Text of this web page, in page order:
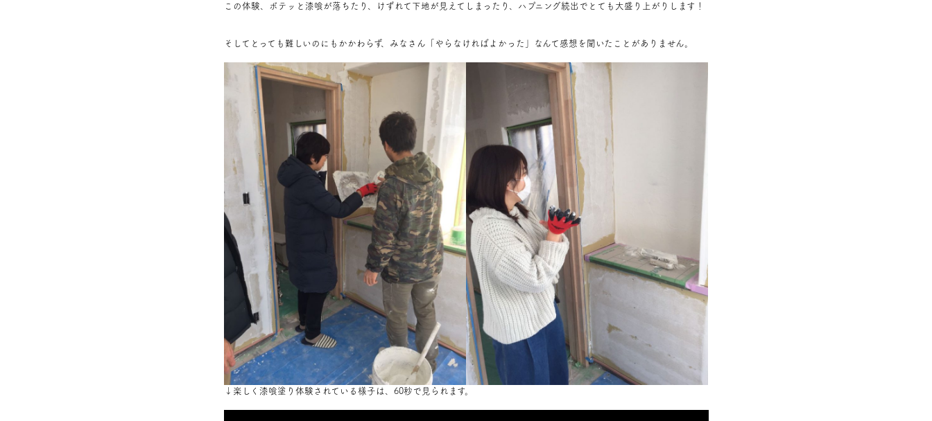
この体験、ボテッと漆喰が落ちたり、けずれて下地が見えてしまったり、ハプニング続出でとても大盛り上がりします！
そしてとっても難しいのにもかかわらず、みなさん「やらなければよかった」なんて感想を聞いたことがありません。
↓楽しく漆喰塗り体験されている様子は、60秒で見られます。